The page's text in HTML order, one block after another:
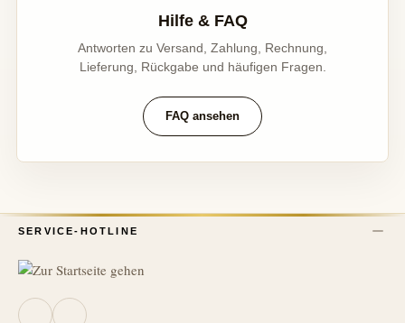
Hilfe & FAQ
Antworten zu Versand, Zahlung, Rechnung,
Lieferung, Rückgabe und häufigen Fragen.
FAQ ansehen
SERVICE-HOTLINE